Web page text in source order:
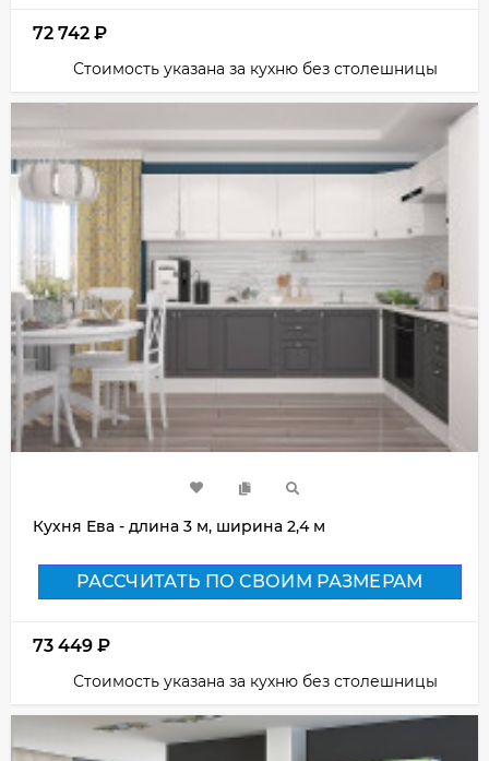
72 742 ₽
Стоимость указана за кухню без столешницы
Кухня Ева - длина 3 м, ширина 2,4 м
РАССЧИТАТЬ ПО СВОИМ РАЗМЕРАМ
73 449 ₽
Стоимость указана за кухню без столешницы